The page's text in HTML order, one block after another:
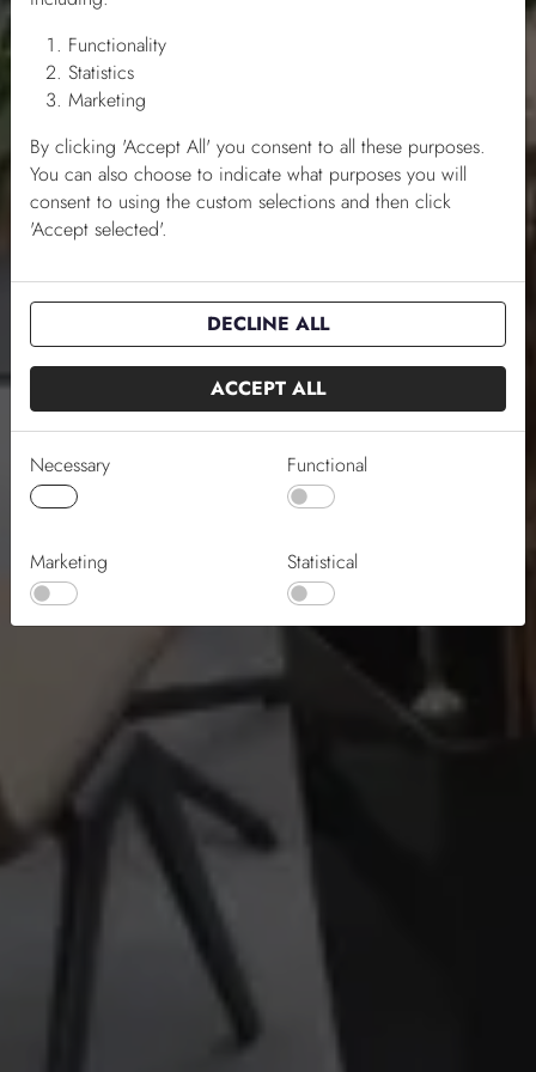
BOKA ETT BESÖK
Functionality
Statistics
Marketing
By clicking 'Accept All' you consent to all these purposes.
You can also choose to indicate what purposes you will
consent to using the custom selections and then click
'Accept selected'.
DECLINE ALL
ACCEPT ALL
Necessary Functional
Marketing Statistical